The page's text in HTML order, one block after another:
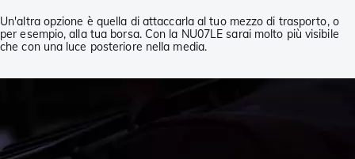
Un'altra opzione è quella di attaccarla al tuo mezzo di trasporto, o
per esempio, alla tua borsa. Con la NU07LE sarai molto più visibile
che con una luce posteriore nella media.